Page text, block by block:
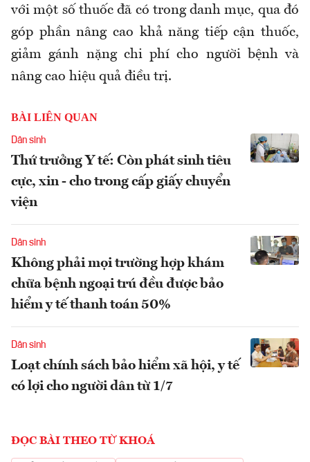
với một số thuốc đã có trong danh mục, qua đó
góp phần nâng cao khả năng tiếp cận thuốc,
giảm gánh nặng chi phí cho người bệnh và
nâng cao hiệu quả điều trị.
BÀI LIÊN QUAN
Dân sinh
Thứ trưởng Y tế: Còn phát sinh tiêu
cực, xin - cho trong cấp giấy chuyển
viện
Dân sinh
Không phải mọi trường hợp khám
chữa bệnh ngoại trú đều được bảo
hiểm y tế thanh toán 50%
Dân sinh
Loạt chính sách bảo hiểm xã hội, y tế
có lợi cho người dân từ 1/7
ĐỌC BÀI THEO TỪ KHOÁ